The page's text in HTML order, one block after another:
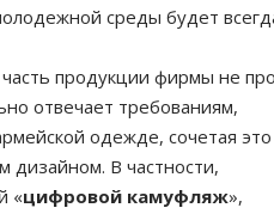
среды будет
продукции фирмы не
отвечает требованиям,
одежде, сочетая это
В частности,
«цифровой камуфляж»,